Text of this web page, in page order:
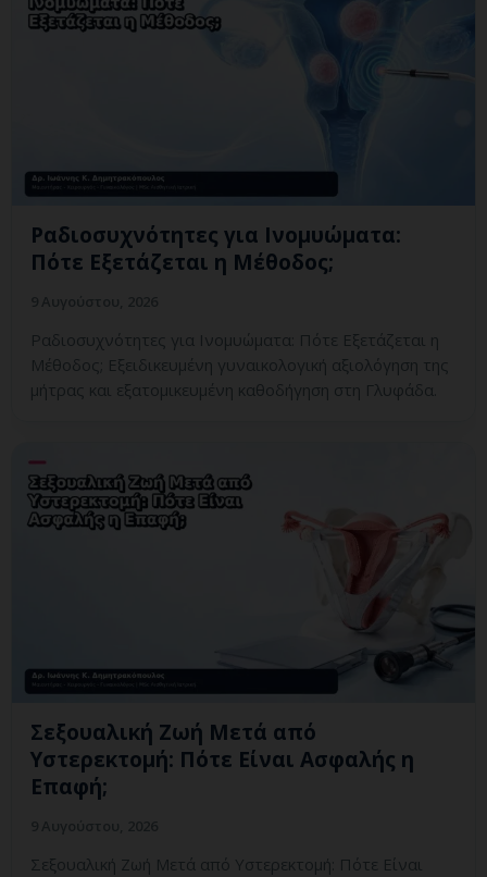
Ραδιοσυχνότητες για Ινομυώματα:
Πότε Εξετάζεται η Μέθοδος;
Ραδιοσυχνότητες για Ινομυώματα: Πότε Εξετάζεται η
Μέθοδος; Εξειδικευμένη γυναικολογική αξιολόγηση της
μήτρας και εξατομικευμένη καθοδήγηση στη Γλυφάδα.
Σεξουαλική Ζωή Μετά από
Υστερεκτομή: Πότε Είναι Ασφαλής η
Επαφή;
Σεξουαλική Ζωή Μετά από Υστερεκτομή: Πότε Είναι